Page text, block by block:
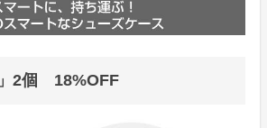
」2個 18%OFF